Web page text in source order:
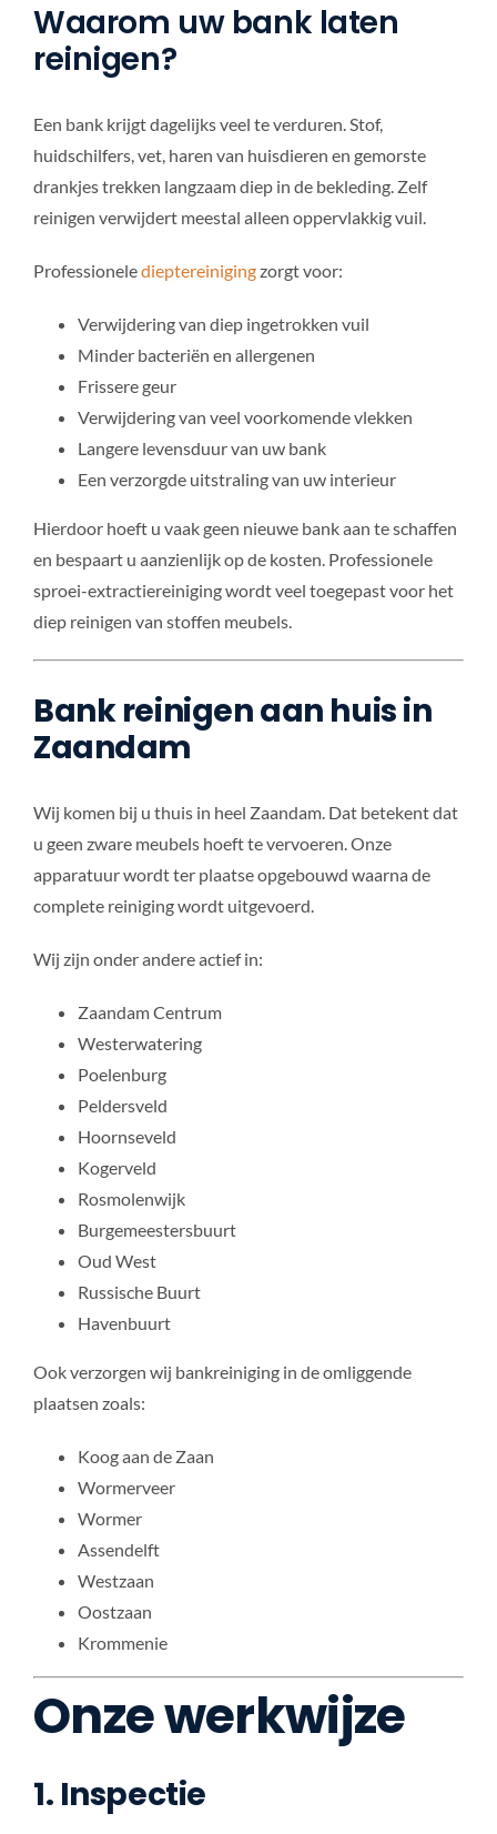
Waarom uw bank laten
reinigen?
Een bank krijgt dagelijks veel te verduren. Stof,
huidschilfers, vet, haren van huisdieren en gemorste
drankjes trekken langzaam diep in de bekleding. Zelf
reinigen verwijdert meestal alleen oppervlakkig vuil.
Professioneledieptereinigingzorgt voor:
Verwijdering van diep ingetrokken vuil
Minder bacteriën en allergenen
Frissere geur
Verwijdering van veel voorkomende vlekken
Langere levensduur van uw bank
Een verzorgde uitstraling van uw interieur
Hierdoor hoeft u vaak geen nieuwe bank aan te schaffen
en bespaart u aanzienlijk op de kosten. Professionele
sproei-extractiereiniging wordt veel toegepast voor het
diep reinigen van stoffen meubels.
Bank reinigen aan huis in
Zaandam
Wij komen bij u thuis in heel Zaandam. Dat betekent dat
u geen zware meubels hoeft te vervoeren. Onze
apparatuur wordt ter plaatse opgebouwd waarna de
complete reiniging wordt uitgevoerd.
Wij zijn onder andere actief in:
Zaandam Centrum
Westerwatering
Poelenburg
Peldersveld
Hoornseveld
Kogerveld
Rosmolenwijk
Burgemeestersbuurt
Oud West
Russische Buurt
Havenbuurt
Ook verzorgen wij bankreiniging in de omliggende
plaatsen zoals:
Koog aan de Zaan
Wormerveer
Wormer
Assendelft
Westzaan
Oostzaan
Krommenie
Onze werkwijze
1. Inspectie